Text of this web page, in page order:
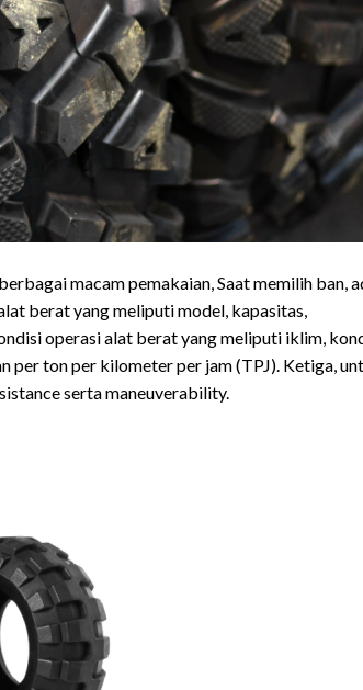
macam pemakaian, Saat memilih ban,
berat yang meliputi model, kapasitas,
operasi alat berat yang meliputi iklim,
per ton per kilometer per jam (TPJ). Ketiga,
serta maneuverability.